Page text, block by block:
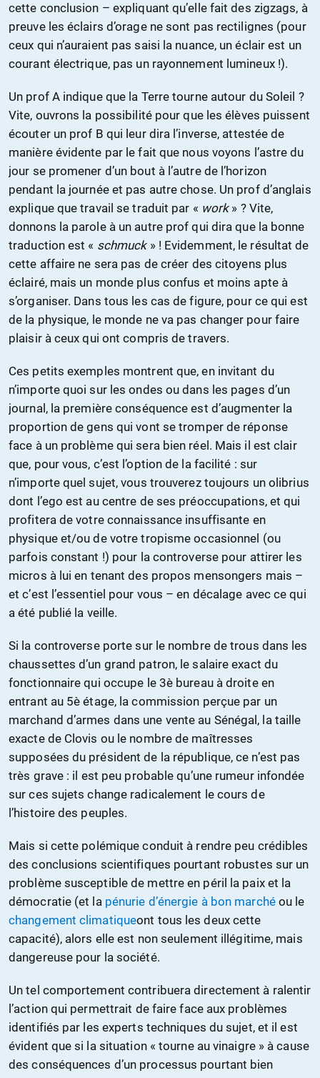
cette conclusion – expliquant qu’elle fait des zigzags, à
preuve les éclairs d’orage ne sont pas rectilignes (pour
ceux qui n’auraient pas saisi la nuance, un éclair est un
courant électrique, pas un rayonnement lumineux !).
Un prof A indique que la Terre tourne autour du Soleil ?
Vite, ouvrons la possibilité pour que les élèves puissent
écouter un prof B qui leur dira l’inverse, attestée de
manière évidente par le fait que nous voyons l’astre du
jour se promener d’un bout à l’autre de l’horizon
pendant la journée et pas autre chose. Un prof d’anglais
explique que travail se traduit par « work» ? Vite,
donnons la parole à un autre prof qui dira que la bonne
traduction est « schmuck» ! Evidemment, le résultat de
cette affaire ne sera pas de créer des citoyens plus
éclairé, mais un monde plus confus et moins apte à
s’organiser. Dans tous les cas de figure, pour ce qui est
de la physique, le monde ne va pas changer pour faire
plaisir à ceux qui ont compris de travers.
Ces petits exemples montrent que, en invitant du
n’importe quoi sur les ondes ou dans les pages d’un
journal, la première conséquence est d’augmenter la
proportion de gens qui vont se tromper de réponse
face à un problème qui sera bien réel. Mais il est clair
que, pour vous, c’est l’option de la facilité : sur
n’importe quel sujet, vous trouverez toujours un olibrius
dont l’ego est au centre de ses préoccupations, et qui
profitera de votre connaissance insuffisante en
physique et/ou de votre tropisme occasionnel (ou
parfois constant !) pour la controverse pour attirer les
micros à lui en tenant des propos mensongers mais –
et c’est l’essentiel pour vous – en décalage avec ce qui
a été publié la veille.
Si la controverse porte sur le nombre de trous dans les
chaussettes d’un grand patron, le salaire exact du
fonctionnaire qui occupe le 3è bureau à droite en
entrant au 5è étage, la commission perçue par un
marchand d’armes dans une vente au Sénégal, la taille
exacte de Clovis ou le nombre de maîtresses
supposées du président de la république, ce n’est pas
très grave : il est peu probable qu’une rumeur infondée
sur ces sujets change radicalement le cours de
l’histoire des peuples.
Mais si cette polémique conduit à rendre peu crédibles
des conclusions scientifiques pourtant robustes sur un
problème susceptible de mettre en péril la paix et la
démocratie (et la pénurie d’énergie à bon marchéou le
changement climatiqueont tous les deux cette
capacité), alors elle est non seulement illégitime, mais
dangereuse pour la société.
Un tel comportement contribuera directement à ralentir
l’action qui permettrait de faire face aux problèmes
identifiés par les experts techniques du sujet, et il est
évident que si la situation « tourne au vinaigre » à cause
des conséquences d’un processus pourtant bien